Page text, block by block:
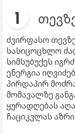
ძვირფასო
სასიცოცხლო
სიმსუბუქეს
ენერგია
პირდაპირ
მომავალზე
ყურადღებას
ჩაციკვლას